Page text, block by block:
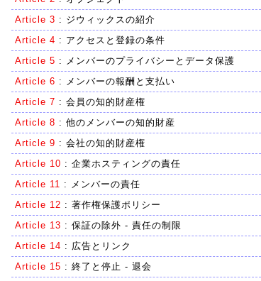
Article 3 : ジウィックスの紹介
Article 4 : アクセスと登録の条件
Article 5 : メンバーのプライバシーとデータ保護
Article 6 : メンバーの報酬と支払い
Article 7 : 会員の知的財産権
Article 8 : 他のメンバーの知的財産
Article 9 : 会社の知的財産権
Article 10 : 企業ホスティングの責任
Article 11 : メンバーの責任
Article 12 : 著作権保護ポリシー
Article 13 : 保証の除外 - 責任の制限
Article 14 : 広告とリンク
Article 15 : 終了と停止 - 退会